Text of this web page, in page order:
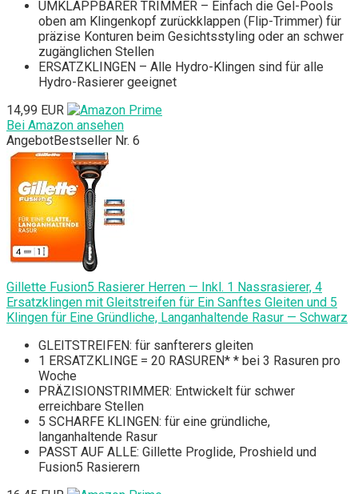
UMKLAPPBARER TRIMMER – Einfach die Gel-Pools
oben am Klingenkopf zurückklappen (Flip-Trimmer) für
präzise Konturen beim Gesichtsstyling oder an schwer
zugänglichen Stellen
ERSATZKLINGEN – Alle Hydro-Klingen sind für alle
Hydro-Rasierer geeignet
14,99 EUR
Bei Amazon ansehen
AngebotBestseller Nr. 6
Gillette Fusion5 Rasierer Herren — Inkl. 1 Nassrasierer, 4
Ersatzklingen mit Gleitstreifen für Ein Sanftes Gleiten und 5
Klingen für Eine Gründliche, Langanhaltende Rasur — Schwarz
GLEITSTREIFEN: für sanfterers gleiten
1 ERSATZKLINGE = 20 RASUREN* * bei 3 Rasuren pro
Woche
PRÄZISIONSTRIMMER: Entwickelt für schwer
erreichbare Stellen
5 SCHARFE KLINGEN: für eine gründliche,
langanhaltende Rasur
PASST AUF ALLE: Gillette Proglide, Proshield und
Fusion5 Rasierern